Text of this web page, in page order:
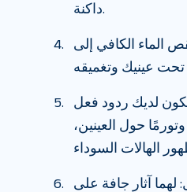
داكنة.
الماء الكافي إلى
لديك ردود فعل
حول العينين،
آثار جافة على